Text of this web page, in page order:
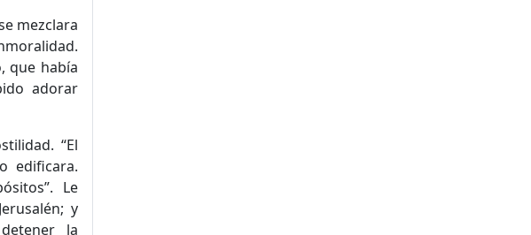
mezclara
que había
adorar
“El
edificara.
Le
y
la